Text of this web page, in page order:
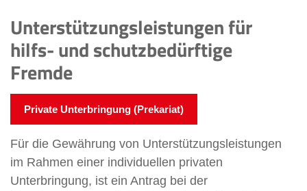
Unterstützungsleistungen für
hilfs- und schutzbedürftige
Fremde
Private Unterbringung (Prekariat)
Für die Gewährung von Unterstützungsleistungen
im Rahmen einer individuellen privaten
Unterbringung, ist ein Antrag bei der